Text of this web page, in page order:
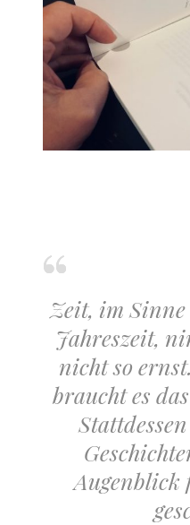
Zeit, im
Jahreszeit,
nicht so
braucht es
Augenblick